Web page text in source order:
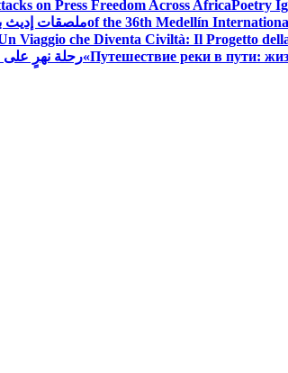
on Press Freedom Across AfricaPoetry
of the 36th Medellínملصقات إديث
Viaggio che Diventa Civiltà: Il Progetto
Путешествие реки в пути: رحلة نهرٍ